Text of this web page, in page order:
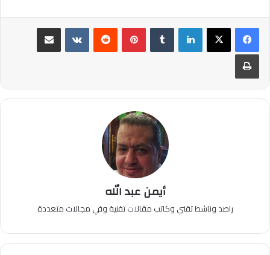
لينكدإن بينتيريست
مشاركة عبر البريد
طباعة
أيمن عبد الله
راصد وناشط تقني وكاتب مقالات تقنية وفي مجالات متعددة